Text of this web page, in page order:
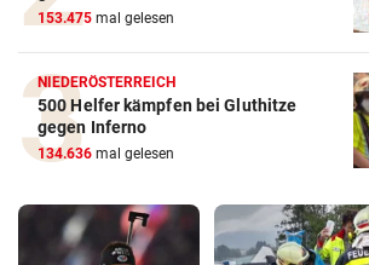
153.475 mal gelesen
NIEDERÖSTERREICH
500 Helfer kämpfen bei Gluthitze
gegen Inferno
134.636 mal gelesen